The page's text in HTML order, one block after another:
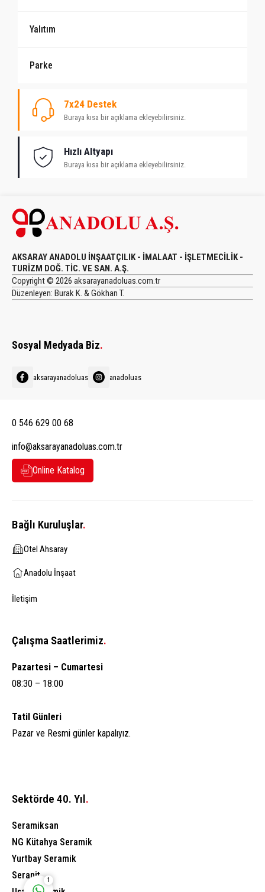
Yalıtım
Parke
7x24 Destek
Buraya kısa bir açıklama ekleyebilirsiniz.
Hızlı Altyapı
Buraya kısa bir açıklama ekleyebilirsiniz.
AKSARAY ANADOLU İNŞAATÇILIK - İMALAAT - İŞLETMECİLİK -
TURİZM DOĞ. TİC. VE SAN. A.Ş.
Copyright © 2026 aksarayanadoluas.com.tr
Düzenleyen: Burak K. & Gökhan T.
Sosyal Medyada Biz.
aksarayanadoluas anadoluas
0 546 629 00 68
info@aksarayanadoluas.com.tr
Online Katalog
Bağlı Kuruluşlar.
Otel Ahsaray
Anadolu İnşaat
İletişim
Çalışma Saatlerimiz.
Pazartesi – Cumartesi
08:30 – 18:00
Tatil Günleri
Pazar ve Resmi günler kapalıyız.
Sektörde 40. Yıl.
Seramiksan
NG Kütahya Seramik
Yurtbay Seramik
Seranit
1